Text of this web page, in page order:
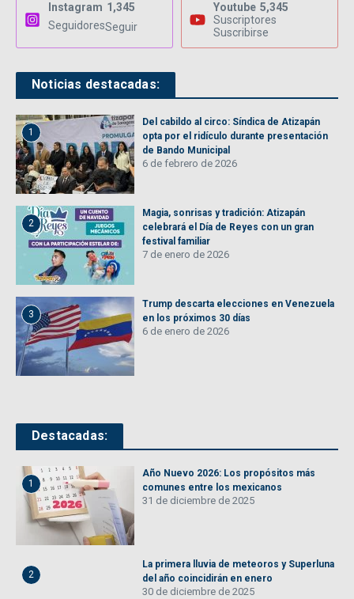
Instagram 1,345
SeguidoresSeguir
Youtube 5,345
Suscriptores
Suscribirse
Noticias destacadas:
1
Del cabildo al circo: Síndica de Atizapán
opta por el ridículo durante presentación
de Bando Municipal
6 de febrero de 2026
2
Magia, sonrisas y tradición: Atizapán
celebrará el Día de Reyes con un gran
festival familiar
7 de enero de 2026
3
Trump descarta elecciones en Venezuela
en los próximos 30 días
6 de enero de 2026
Destacadas:
1
Año Nuevo 2026: Los propósitos más
comunes entre los mexicanos
31 de diciembre de 2025
2
La primera lluvia de meteoros y Superluna
del año coincidirán en enero
30 de diciembre de 2025